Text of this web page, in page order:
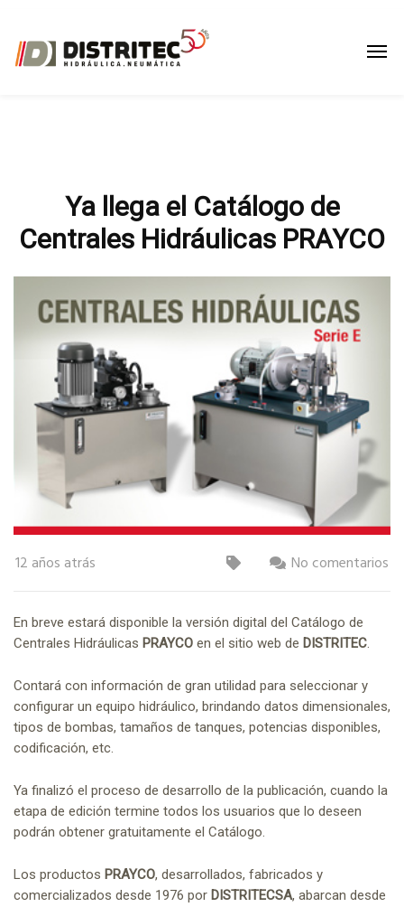
Ya llega el Catálogo de
Centrales Hidráulicas PRAYCO
12 años atrás No comentarios
En breve estará disponible la versión digital del Catálogo de
Centrales Hidráulicas PRAYCO en el sitio web de DISTRITEC.
Contará con información de gran utilidad para seleccionar y
configurar un equipo hidráulico, brindando datos dimensionales,
tipos de bombas, tamaños de tanques, potencias disponibles,
codificación, etc.
Ya finalizó el proceso de desarrollo de la publicación, cuando la
etapa de edición termine todos los usuarios que lo deseen
podrán obtener gratuitamente el Catálogo.
Los productos PRAYCO, desarrollados, fabricados y
comercializados desde 1976 por DISTRITECSA, abarcan desde